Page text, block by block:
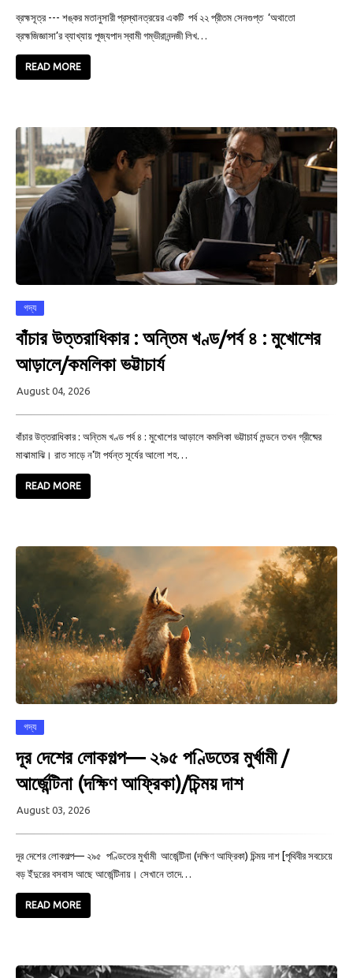
ব্রহ্মসূত্র --- শঙ্কর মতানুসারী প্রস্থানত্রয়ের একটি পর্ব ২২ প্রীতম সেনগুপ্ত ‘অথাতো
ব্রহ্মজিজ্ঞাসা’র ব্যাখ্যায় পূজ্যপাদ স্বামী গম্ভীরানন্দজী লিখ…
READ MORE
গদ্য
বাঁচার উত্তরাধিকার : অন্তিম খণ্ড/পর্ব ৪ : মুখোশের
আড়ালে/কমলিকা ভট্টাচার্য
August 04, 2026
বাঁচার উত্তরাধিকার : অন্তিম খণ্ড পর্ব ৪ : মুখোশের আড়ালে কমলিকা ভট্টাচার্য লন্ডনে তখন গ্রীষ্মের
মাঝামাঝি। রাত সাড়ে ন'টা পর্যন্ত সূর্যের আলো শহ…
READ MORE
গদ্য
দূর দেশের লোকগল্প— ২৯৫ পণ্ডিতের মুর্খামী /
আর্জেন্টিনা (দক্ষিণ আফ্রিকা)/চিন্ময় দাশ
August 03, 2026
দূর দেশের লোকগল্প— ২৯৫ পণ্ডিতের মুর্খামী আর্জেন্টিনা (দক্ষিণ আফ্রিকা) চিন্ময় দাশ [পৃথিবীর সবচেয়ে
বড় ইঁদুরের বসবাস আছে আর্জেন্টিনায়। সেখানে তাদে…
READ MORE